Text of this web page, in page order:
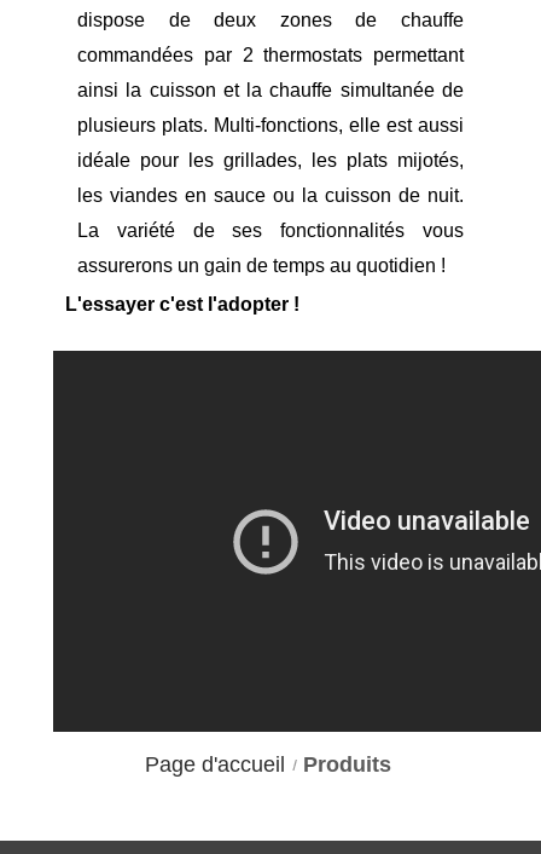
dispose de deux zones de chauffe
commandées par 2 thermostats permettant
ainsi la cuisson et la chauffe simultanée de
plusieurs plats. Multi-fonctions, elle est aussi
idéale pour les grillades, les plats mijotés,
les viandes en sauce ou la cuisson de nuit.
La variété de ses fonctionnalités vous
assurerons un gain de temps au quotidien !
L'essayer c'est l'adopter !
Page d'accueil Produits